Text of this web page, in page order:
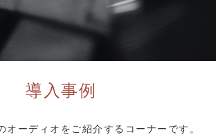
導入事例
オーディオをご紹介するコーナーです。